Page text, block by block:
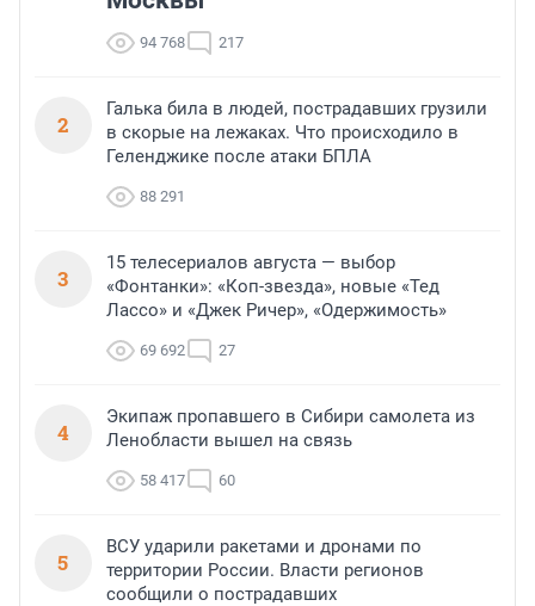
94 768 217
2
Галька била в людей, пострадавших грузили
в скорые на лежаках. Что происходило в
Геленджике после атаки БПЛА
88 291
3
15 телесериалов августа — выбор
«Фонтанки»: «Коп-звезда», новые «Тед
Лассо» и «Джек Ричер», «Одержимость»
69 692 27
4
Экипаж пропавшего в Сибири самолета из
Ленобласти вышел на связь
58 417 60
5
ВСУ ударили ракетами и дронами по
территории России. Власти регионов
сообщили о пострадавших